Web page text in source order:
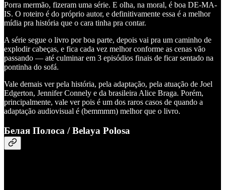
Porra mermão, fizeram uma série. E olha, na moral, é boa DE-MA-
IS. O roteiro é do próprio autor, e definitivamente essa é a melhor
mídia pra história que o cara tinha pra contar.
A série segue o livro por boa parte, depois vai pra um caminho de
explodir cabeças, e fica cada vez melhor conforme as cenas vão
passando — até culminar em 3 episódios finais de ficar sentado na
pontinha do sofá.
Vale demais ver pela história, pela adaptação, pela atuação de Joel
Edgerton, Jennifer Connely e da brasileira Alice Braga. Porém,
principalmente, vale ver pois é um dos raros casos de quando a
adaptação audiovisual é (bemmmm) melhor que o livro.
Белая Полоса / Belaya Polosa